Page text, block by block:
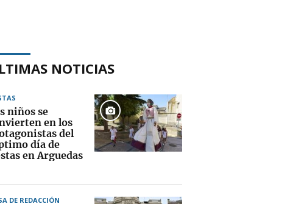
NOTICIAS
niños se
en los
del
día de
en Arguedas
DE REDACCIÓN